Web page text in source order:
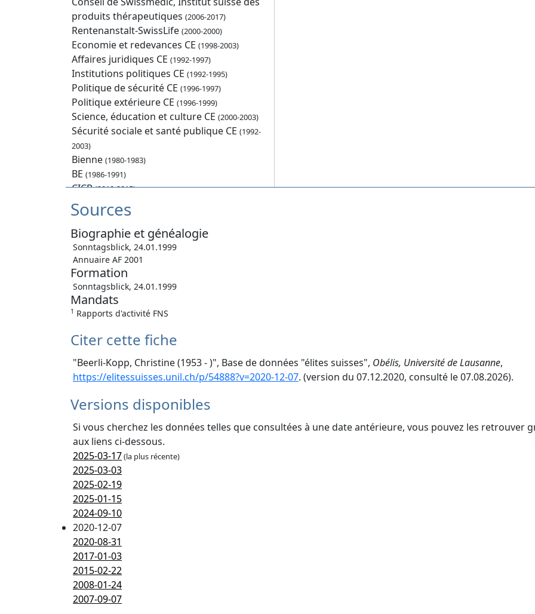
produits thérapeutiques (2006-2017)
Rentenanstalt-SwissLife (2000-2000)
Economie et redevances CE (1998-2003)
Affaires juridiques CE (1992-1997)
Institutions politiques CE (1992-1995)
Politique de sécurité CE (1996-1997)
Politique extérieure CE (1996-1999)
Science, éducation et culture CE (2000-2003)
Sécurité sociale et santé publique CE (1992-
2003)
Bienne (1980-1983)
BE (1986-1991)
CICR(2010-2015)
Conseil des Etats
Sources
Biographie et généalogie
Sonntagsblick, 24.01.1999
Annuaire AF 2001
Formation
Sonntagsblick, 24.01.1999
Mandats
1 Rapports d'activité FNS
Citer cette fiche
"Beerli-Kopp, Christine (1953 - )", Base de données "élites suisses", Obélis, Université de Lausanne,
https://elitessuisses.unil.ch/p/54888?v=2020-12-07. (version du 07.12.2020, consulté le 07.08.2026).
Versions disponibles
Si vous cherchez les données telles que consultées à une date antérieure, vous pouvez les retrouver
aux liens ci-dessous.
2025-03-17(la plus récente)
2025-03-03
2025-02-19
2025-01-15
2024-09-10
2020-12-07
2020-08-31
2017-01-03
2015-02-22
2008-01-24
2007-09-07